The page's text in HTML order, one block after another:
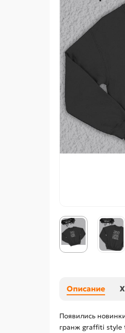
Описание
Появились
гранж graffiti style